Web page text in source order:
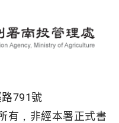
791號
有，非經本署正式書